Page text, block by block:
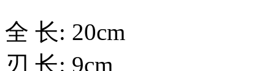
全 长: 20cm
刃 长: 9cm